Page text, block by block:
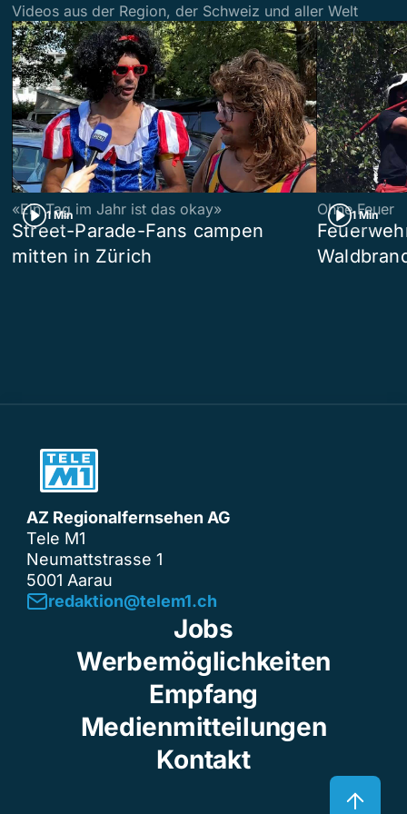
Videos aus der Region, der Schweiz und aller Welt
1 Min
«Ein Tag im Jahr ist das okay»
Street-Parade-Fans campen
mitten in Zürich
1 Min
Ohne Feuer
AZ Regionalfernsehen AG
Tele M1
Neumattstrasse 1
5001 Aarau
redaktion@telem1.ch
Jobs
Werbemöglichkeiten
Empfang
Medienmitteilungen
Kontakt